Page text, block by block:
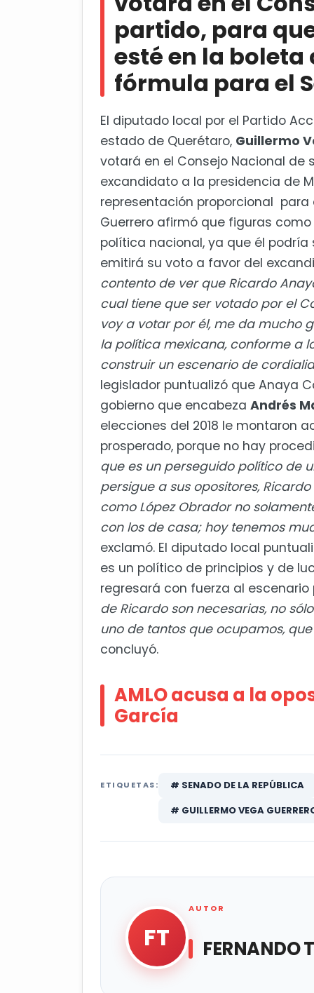
AMLO acusa a la oposición de
partido, para
estéen la boleta
fórmula para el
El diputado local por el Partido
estado de Querétaro, Guillermo
votará en el Consejo Nacional de
excandidato a la presidencia de M
representación proporcional para
Guerrero afirmó que figuras
política nacional, ya que él podría
emitirá su voto a favor del
contento de ver que Ricardo
cual tiene que ser votado por el
voy a votar porél, me da mucho
la política mexicana, conforme a
construir un escenario de
legislador puntualizó que Anaya
gobierno que encabeza Andrés
elecciones del 2018 le montaron
prosperado, porque no hay
que es un perseguido político de
persigue a sus opositores,
como López Obrador no
con los de casa; hoy tenemos
exclamó. El diputado local
es un político de principios y de
regresará con fuerza al escenario
de Ricardo son necesarias, no sólo
uno de tantos que ocupamos,
concluyó.
AMLO acusa a la
García
ETIQUETAS: # SENADO DE LA REPÚBLICA
# GUILLERMO VEGA
FT
AUTOR
FERNANDO